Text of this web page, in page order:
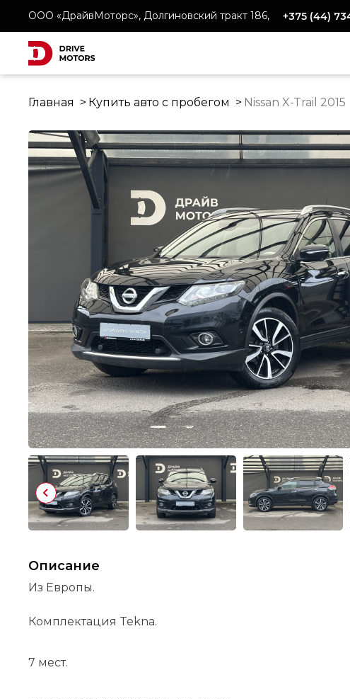
ООО «ДрайвМоторс», Долгиновский тракт 186, +375 (44)
Главная Купить авто с пробегом Nissan X-Trail 2015
Описание
Из Европы.
Комплектация Tekna.
7 мест.